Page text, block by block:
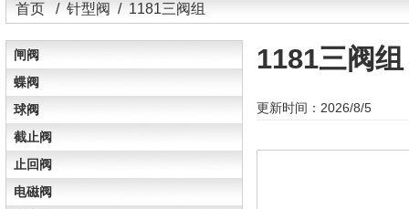
首页 / 针型阀 / 1181三阀组
闸阀
蝶阀
球阀
截止阀
止回阀
电磁阀
1181三阀组
更新时间：2026/8/5